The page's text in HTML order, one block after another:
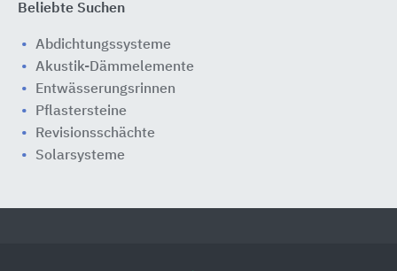
Beliebte Suchen
Abdichtungssysteme
Akustik-Dämmelemente
Entwässerungsrinnen
Pflastersteine
Revisionsschächte
Solarsysteme